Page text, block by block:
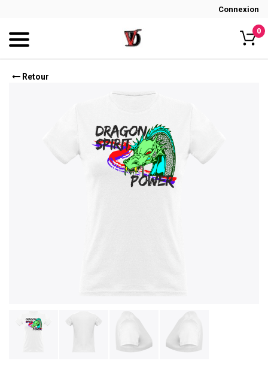
Connexion
0
Retour